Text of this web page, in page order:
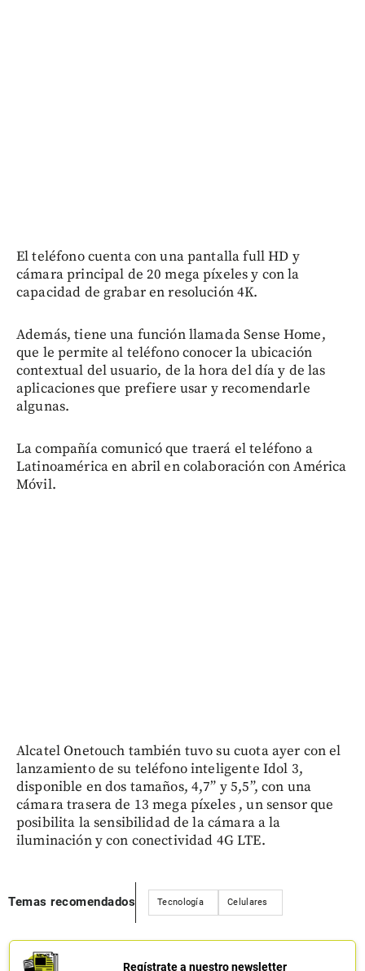
El teléfono cuenta con una pantalla full HD y
cámara principal de 20 mega píxeles y con la
capacidad de grabar en resolución 4K.
Además, tiene una función llamada Sense Home,
que le permite al teléfono conocer la ubicación
contextual del usuario, de la hora del día y de las
aplicaciones que prefiere usar y recomendarle
algunas.
La compañía comunicó que traerá el teléfono a
Latinoamérica en abril en colaboración con América
Móvil.
Alcatel Onetouch también tuvo su cuota ayer con el
lanzamiento de su teléfono inteligente Idol 3,
disponible en dos tamaños, 4,7” y 5,5”, con una
cámara trasera de 13 mega píxeles , un sensor que
posibilita la sensibilidad de la cámara a la
iluminación y con conectividad 4G LTE.
Temas recomendados Tecnología Celulares
Regístrate a nuestro newsletter